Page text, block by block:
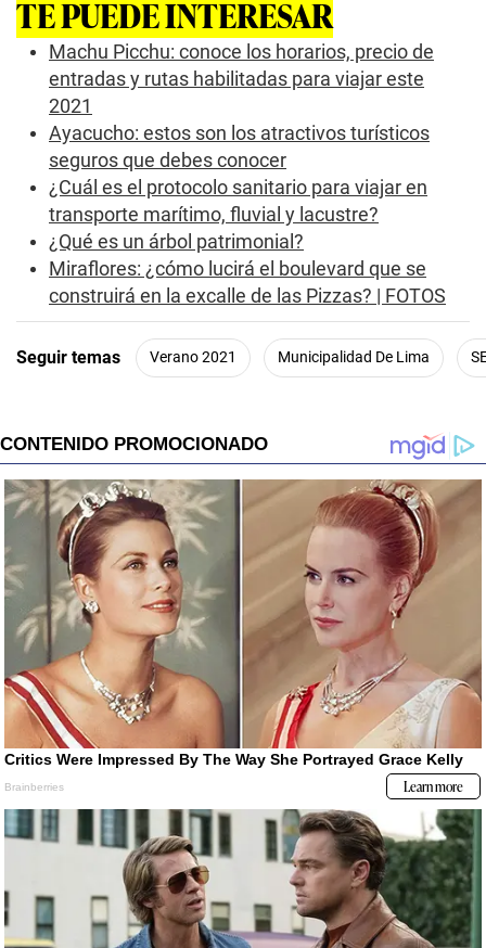
TE PUEDE INTERESAR
Machu Picchu: conoce los horarios, precio de
entradas y rutas habilitadas para viajar este
2021
Ayacucho: estos son los atractivos turísticos
seguros que debes conocer
¿Cuál es el protocolo sanitario para viajar en
transporte marítimo, fluvial y lacustre?
¿Qué es un árbol patrimonial?
Miraflores: ¿cómo lucirá el boulevard que se
construirá en la excalle de las Pizzas? | FOTOS
Seguir temas Verano 2021 Municipalidad De Lima